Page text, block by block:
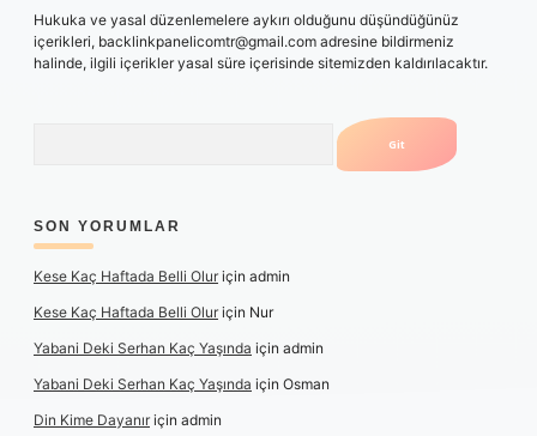
Hukuka ve yasal düzenlemelere aykırı olduğunu düşündüğünüz
içerikleri, backlinkpanelicomtr@gmail.com adresine bildirmeniz
halinde, ilgili içerikler yasal süre içerisinde sitemizden kaldırılacaktır.
SON YORUMLAR
Kese Kaç Haftada Belli Oluriçin admin
Kese Kaç Haftada Belli Oluriçin Nur
Yabani Deki Serhan Kaç Yaşında için admin
Yabani Deki Serhan Kaç Yaşında için Osman
Din Kime Dayanıriçin admin